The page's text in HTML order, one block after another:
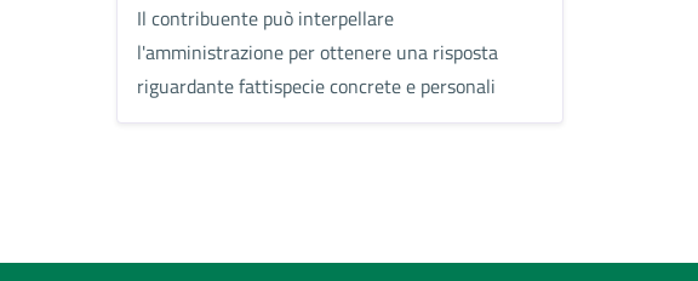
Il contribuente può interpellare
l'amministrazione per ottenere una risposta
riguardante fattispecie concrete e personali